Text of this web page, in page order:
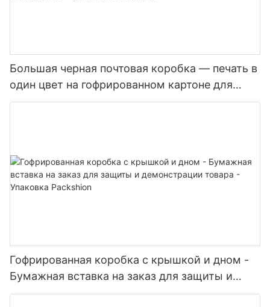
Большая черная почтовая коробка — печать в
один цвет на гофрированном картоне для
упаковки наборов и комплектов — упаковка
Гофрированная коробка с крышкой и дном -
Бумажная вставка на заказ для защиты и
демонстрации товара - Упаковка Packshion